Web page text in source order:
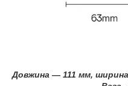
Довжина — 111 мм,